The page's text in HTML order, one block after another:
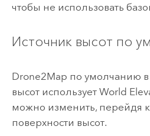
чтобы не использовать
Источник высот по
Drone2Map по умолчанию в
высот использует World
можно изменить, перейдя к
поверхности высот.